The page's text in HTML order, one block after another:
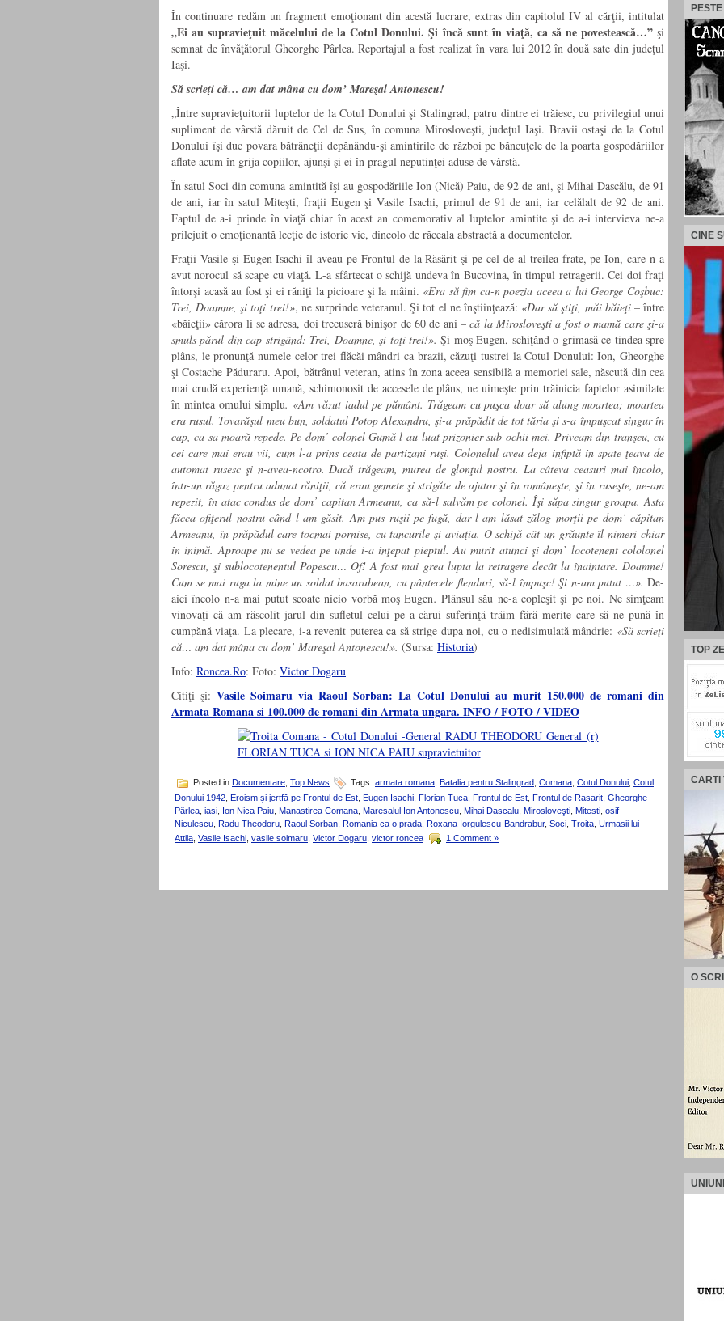
În continuare redăm un fragment emoţionant din acestă lucrare, extras din capitolul IV al cărţii, intitulat
„Ei au supravieţuit măcelului de la Cotul Donului. Şi încă sunt în viaţă, ca să ne povestească…”şi
semnat de învăţătorul Gheorghe Pârlea. Reportajul a fost realizat în vara lui 2012 în două sate din judeţul
Iaşi.
Să scrieţi că… am dat mâna cu dom’ Mareşal Antonescu!
„Între supravieţuitorii luptelor de la Cotul Donului şi Stalingrad, patru dintre ei trăiesc, cu privilegiul unui
supliment de vârstă dăruit de Cel de Sus, în comuna Mirosloveşti, judeţul Iaşi. Bravii ostaşi de la Cotul
Donului îşi duc povara bătrâneţii depănându-şi amintirile de război pe băncuţele de la poarta gospodăriilor
aflate acum în grija copiilor, ajunşi şi ei în pragul neputinţei aduse de vârstă.
În satul Soci din comuna amintită îşi au gospodăriile Ion (Nică) Paiu, de 92 de ani, şi Mihai Dascălu, de 91
de ani, iar în satul Miteşti, fraţii Eugen şi Vasile Isachi, primul de 91 de ani, iar celălalt de 92 de ani.
Faptul de a-i prinde în viaţă chiar în acest an comemorativ al luptelor amintite şi de a-i intervieva ne-a
prilejuit o emoţionantă lecţie de istorie vie, dincolo de răceala abstractă a documentelor.
Fraţii Vasile şi Eugen Isachi îl aveau pe Frontul de la Răsărit şi pe cel de-al treilea frate, pe Ion, care n-a
avut norocul să scape cu viaţă. L-a sfârtecat o schijă undeva în Bucovina, în timpul retragerii. Cei doi fraţi
întorşi acasă au fost şi ei răniţi la picioare şi la mâini. «Era să fim ca-n poezia aceea a lui George Coşbuc:
Trei, Doamne, şi toţi trei!», ne surprinde veteranul. Şi tot el ne înştiinţează: «Dar să ştiţi, măi băieţi– între
«băieţii» cărora li se adresa, doi trecuseră binişor de 60 de ani –că la Mirosloveşti a fost o mamă care şi-a
smuls părul din cap strigând: Trei, Doamne, şi toţi trei!». Şi moş Eugen, schiţând o grimasă ce tindea spre
plâns, le pronunţă numele celor trei flăcăi mândri ca brazii, căzuţi tustrei la Cotul Donului: Ion, Gheorghe
şi Costache Păduraru. Apoi, bătrânul veteran, atins în zona aceea sensibilă a memoriei sale, născută din cea
mai crudă experienţă umană, schimonosit de accesele de plâns, ne uimeşte prin trăinicia faptelor asimilate
în mintea omului simplu. «Am văzut iadul pe pământ. Trăgeam cu puşca doar să alung moartea; moartea
era rusul. Tovarăşul meu bun, soldatul Potop Alexandru, şi-a prăpădit de tot tăria şi s-a împuşcat singur în
cap, ca sa moară repede. Pe dom’ colonel Gumă l-au luat prizonier sub ochii mei. Priveam din tranşeu, cu
cei care mai erau vii, cum l-a prins ceata de partizani ruşi. Colonelul avea deja infiptă în spate ţeava de
automat rusesc şi n-avea-ncotro. Dacă trăgeam, murea de glonţul nostru. La câteva ceasuri mai încolo,
într-un răgaz pentru adunat răniţii, că erau gemete şi strigăte de ajutor şi în româneşte, şi în ruseşte, ne-am
repezit, în atac condus de dom’ capitan Armeanu, ca să-l salvăm pe colonel. Îşi săpa singur groapa. Asta
făcea ofiţerul nostru când l-am găsit. Am pus ruşii pe fugă, dar l-am lăsat zălog morţii pe dom’ căpitan
Armeanu, în prăpădul care tocmai pornise, cu tancurile şi aviaţia. O schijă cât un grăunte îl nimeri chiar
în inimă. Aproape nu se vedea pe unde i-a înţepat pieptul. Au murit atunci şi dom’ locotenent cololonel
Sorescu, şi sublocotenentul Popescu… Of! A fost mai grea lupta la retragere decât la înaintare. Doamne!
Cum se mai ruga la mine un soldat basarabean, cu pântecele flenduri, să-l împuşc! Şi n-am putut …». De-
aici încolo n-a mai putut scoate nicio vorbă moş Eugen. Plânsul său ne-a copleşit şi pe noi. Ne simţeam
vinovaţi că am răscolit jarul din sufletul celui pe a cărui suferinţă trăim fără merite care să ne pună în
cumpănă viaţa. La plecare, i-a revenit puterea ca să strige dupa noi, cu o nedisimulată mândrie: «Să scrieţi
că… am dat mâna cu dom’ Mareşal Antonescu!». (Sursa: Historia)
Info: Roncea.Ro: Foto: Victor Dogaru
Citiţi şi: Vasile Soimaru via Raoul Sorban: La Cotul Donului au murit 150.000 de romani din
Armata Romana si 100.000 de romani din Armata ungara. INFO / FOTO / VIDEO
Posted in Documentare Top News Tags: armata romana Batalia pentru Stalingrad Comana Cotul Donului Cotul
Donului 1942 Eroism și jertfă pe Frontul de Est Eugen Isachi Florian Tuca Frontul de Est Frontul de Rasarit Gheorghe
Pârlea iasi Ion Nica Paiu Manastirea Comana Maresalul Ion Antonescu Mihai Dascalu Mirosloveşti Mitesti osif
Niculescu Radu Theodoru Raoul Sorban Romania ca o prada Roxana Iorgulescu-Bandrabur, Soci Troita Urmasii lui
Attila Vasile Isachi vasile soimaru Victor Dogaru victor roncea 1 Comment »
CINE
TOP
CARTI
O